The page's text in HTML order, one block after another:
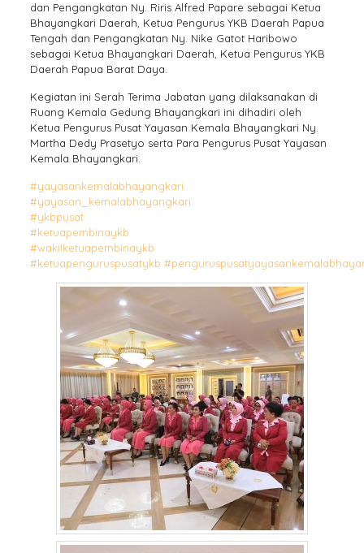
dan Pengangkatan Ny. Riris Alfred Papare sebagai Ketua
Bhayangkari Daerah, Ketua Pengurus YKB Daerah Papua
Tengah dan Pengangkatan Ny. Nike Gatot Haribowo
sebagai Ketua Bhayangkari Daerah, Ketua Pengurus YKB
Daerah Papua Barat Daya.
Kegiatan ini Serah Terima Jabatan yang dilaksanakan di
Ruang Kemala Gedung Bhayangkari ini dihadiri oleh
Ketua Pengurus Pusat Yayasan Kemala Bhayangkari Ny.
Martha Dedy Prasetyo serta Para Pengurus Pusat Yayasan
Kemala Bhayangkari.
#yayasankemalabhayangkari
#yayasan_kemalabhayangkari
#ykbpusat
#ketuapembinaykb
#wakilketuapembinaykb
#ketuapenguruspusatykb